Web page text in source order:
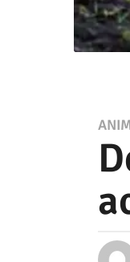
2
0
.
0
.